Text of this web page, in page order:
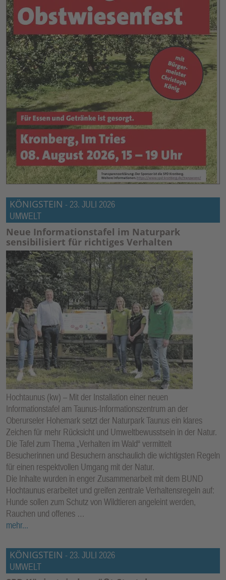
KÖNIGSTEIN - 23. JULI 2026
UMWELT
Neue Informationstafel im Naturpark
sensibilisiert für richtiges Verhalten
Hochtaunus (kw) – Mit der Installation einer neuen
Informationstafel am Taunus-Informationszentrum an der
Oberurseler Hohemark setzt der Naturpark Taunus ein klares
Zeichen für mehr Rücksicht und Umweltbewusstsein in der Natur.
Die Tafel zum Thema „Verhalten im Wald“ vermittelt
Besucherinnen und Besuchern anschaulich die wichtigsten Regeln
für einen respektvollen Umgang mit der Natur.
Die Inhalte wurden in enger Zusammenarbeit mit dem BUND
Hochtaunus erarbeitet und greifen zentrale Verhaltensregeln auf:
Hunde sollen zum Schutz von Wildtieren angeleint werden,
Rauchen und offenes …
mehr...
KÖNIGSTEIN - 23. JULI 2026
UMWELT